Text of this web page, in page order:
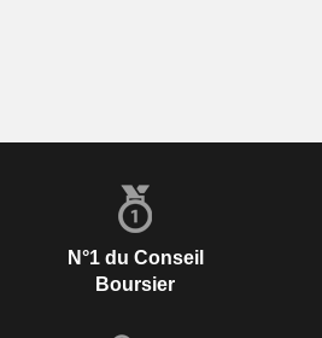
N°1 du Conseil
Boursier